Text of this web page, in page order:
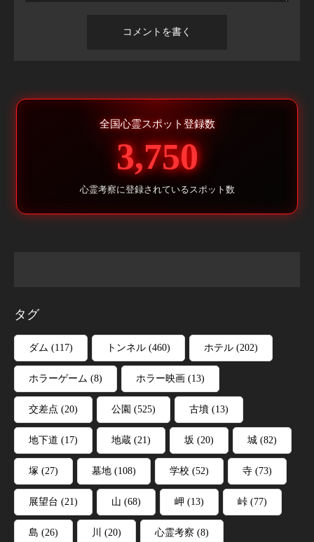
全国心霊スポット登録数
3,750
心霊考察に登録されているスポット数
タグ
ダム (117) トンネル (460) ホテル (202)
ホラーゲーム (8) ホラー映画 (13)
交差点 (20) 公園 (525) 古墳 (13)
地下道 (17) 地蔵 (21) 坂 (20) 城 (82)
塚 (27) 墓地 (108) 学校 (52) 寺 (73)
展望台 (21) 山 (68) 岬 (13) 峠 (77)
島 (26) 川 (20) 心霊考察 (8)